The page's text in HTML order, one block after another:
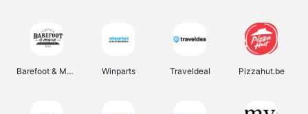
Barefoot & More Winparts Traveldeal Pizzahut.be